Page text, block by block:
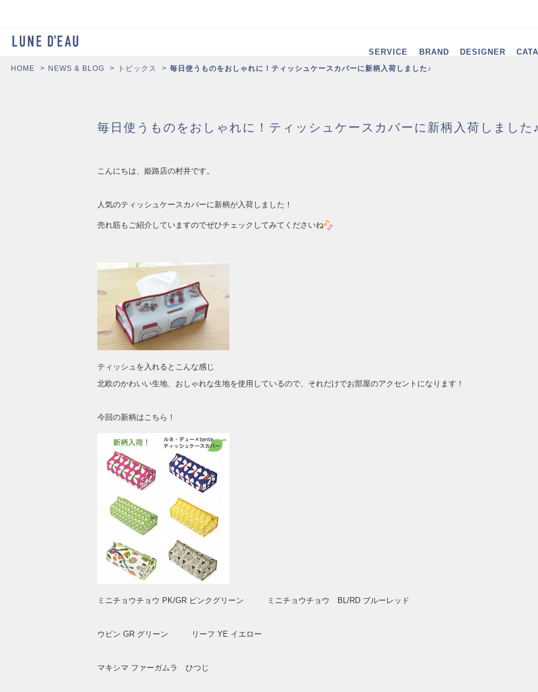
SERVICE BRAND DESIGNER
HOME NEWS & BLOG トピックス 毎日使うものをおしゃれに！ティッシュケースカバーに新柄入荷しました♪
毎日使うものをおしゃれに！ティッシュケースカバーに新柄入荷しました
こんにちは、姫路店の村井です。
人気のティッシュケースカバーに新柄が入荷しました！
売れ筋もご紹介していますのでぜひチェックしてみてくださいね
ティッシュを入れるとこんな感じ
北欧のかわいい生地、おしゃれな生地を使用しているので、それだけでお部屋のアクセントになります！
今回の新柄はこちら！
ミニチョウチョウ PK/GR ピンクグリーン ミニチョウチョウ BL/RD ブルーレッド
ウビン GR グリーン リーフ YE イエロー
マキシマ ファーガムラ ひつじ